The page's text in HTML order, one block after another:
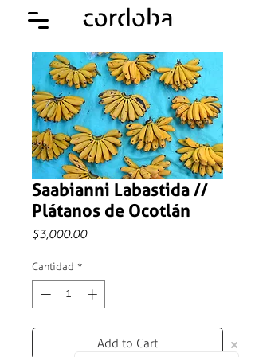
Saabianni Labastida //
Plátanos de Ocotlán
$3,000.00Precio
Cantidad *
Add to Cart